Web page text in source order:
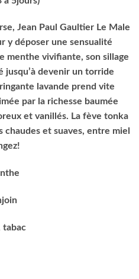
Jean Paul Gaultier Le Male
y déposer une sensualité
menthe vivifiante, son sillage
jusqu’à devenir un torride
lavande prend vite
par la richesse baumée
et vanillés. La fève tonka
et suaves, entre miel
tabac